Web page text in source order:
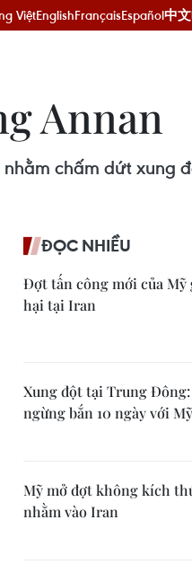
ViệtEnglishFrançaisEspañol中文
Annan
chấm dứt xung
ĐỌC NHIỀU
Đợt tấn công mới của
hại tại Iran
Xung đột tại Trung
ngừng bắn 10 ngày với Mỹ
Mỹ mở đợt không kích
nhằm vào Iran